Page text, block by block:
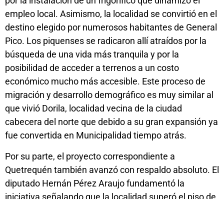
empleo local. Asimismo, la localidad se convirtió en el
destino elegido por numerosos habitantes de General
Pico. Los piquenses se radicaron allí atraídos por la
búsqueda de una vida más tranquila y por la
posibilidad de acceder a terrenos a un costo
económico mucho más accesible. Este proceso de
migración y desarrollo demográfico es muy similar al
que vivió Dorila, localidad vecina de la ciudad
cabecera del norte que debido a su gran expansión ya
fue convertida en Municipalidad tiempo atrás.
Por su parte, el proyecto correspondiente a
Quetrequén también avanzó con respaldo absoluto. El
diputado Hernán Pérez Araujo fundamentó la
iniciativa señalando que la localidad superó el piso de